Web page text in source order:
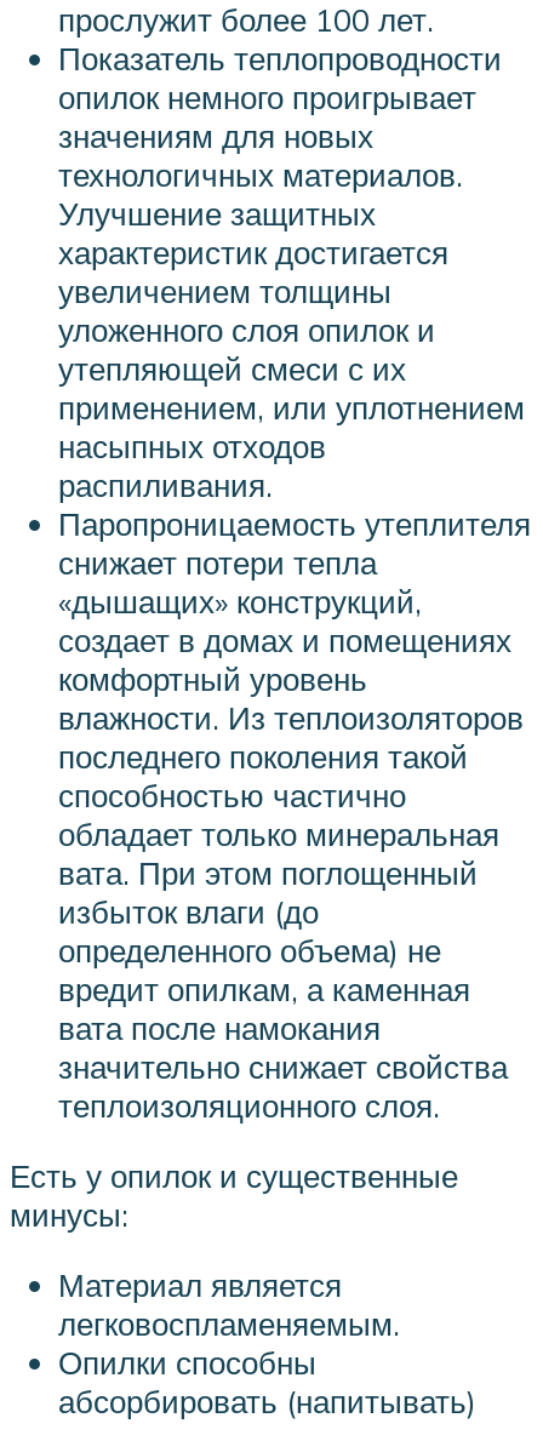
прослужит более 100 лет.
Показатель теплопроводности
опилок немного проигрывает
значениям для новых
технологичных материалов.
Улучшение защитных
характеристик достигается
увеличением толщины
уложенного слоя опилок и
утепляющей смеси с их
применением, или уплотнением
насыпных отходов
распиливания.
Паропроницаемость утеплителя
снижает потери тепла
«дышащих» конструкций,
создает в домах и помещениях
комфортный уровень
влажности. Из теплоизоляторов
последнего поколения такой
способностью частично
обладает только минеральная
вата. При этом поглощенный
избыток влаги (до
определенного объема) не
вредит опилкам, а каменная
вата после намокания
значительно снижает свойства
теплоизоляционного слоя.
Есть у опилок и существенные
минусы:
Материал является
легковоспламеняемым.
Опилки способны
абсорбировать (напитывать)